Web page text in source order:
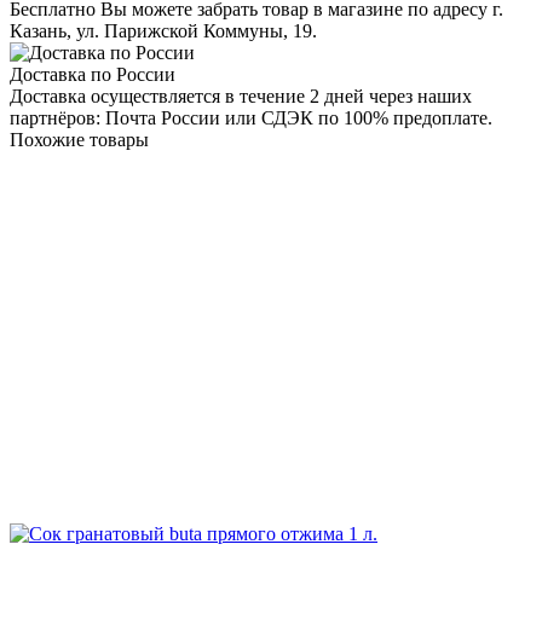
Бесплатно Вы можете забрать товар в магазине по адресу г.
Казань, ул. Парижской Коммуны, 19.
Доставка по России
Доставка осуществляется в течение 2 дней через наших
партнёров: Почта России или СДЭК по 100% предоплате.
Похожие товары